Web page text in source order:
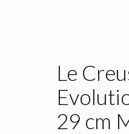
Le
29 cm